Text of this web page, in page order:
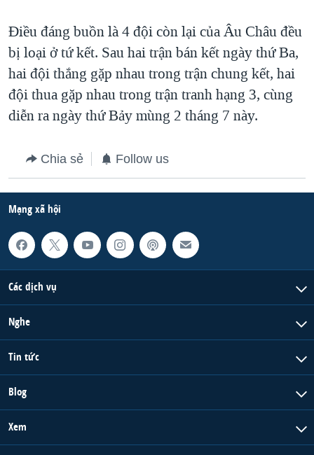
Điều đáng buồn là 4 đội còn lại của Âu Châu đều
bị loại ở tứ kết. Sau hai trận bán kết ngày thứ Ba,
hai đội thắng gặp nhau trong trận chung kết, hai
đội thua gặp nhau trong trận tranh hạng 3, cùng
diễn ra ngày thứ Bảy mùng 2 tháng 7 này.
Chia sẻ Follow us
Mạng xã hội
Các dịch vụ
Nghe
Tin tức
Blog
Xem